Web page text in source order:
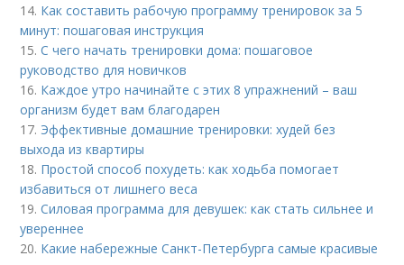
14. Как составить рабочую программу тренировок за 5
минут: пошаговая инструкция
15.С чего начать тренировки дома: пошаговое
руководство для новичков
16. Каждое утро начинайте с этих 8 упражнений – ваш
организм будет вам благодарен
17. Эффективные домашние тренировки: худей без
выхода из квартиры
18. Простой способ похудеть: как ходьба помогает
избавиться от лишнего веса
19.Силовая программа для девушек: как стать сильнее и
увереннее
20. Какие набережные Санкт-Петербурга самые красивые